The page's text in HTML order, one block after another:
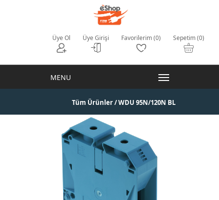
Üye Ol Üye Girişi Favorilerim (0) Sepetim (0)
Tüm Ürünler/ WDU 95N/120N BL